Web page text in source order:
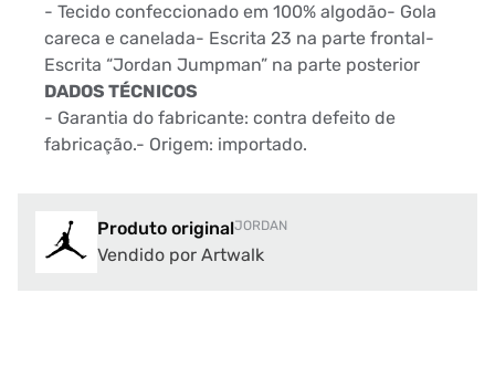
- Tecido confeccionado em 100% algodão- Gola
careca e canelada- Escrita 23 na parte frontal-
Escrita “Jordan Jumpman” na parte posterior
DADOS TÉCNICOS
- Garantia do fabricante: contra defeito de
fabricação.- Origem: importado.
Produto originalJORDAN
Vendido por Artwalk